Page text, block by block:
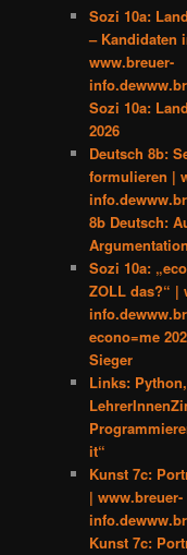
Sozi 10a:
– Kandidaten
www.breuer-
Sozi 10a:
2026
Deutsch 8b:
formulieren |
8b Deutsch:
Argumentation
Sozi 10a:
ZOLL das?“ |
econo=me
Sieger
Links:
it“
Kunst 7c:
| www.breuer-
Kunst 7c: